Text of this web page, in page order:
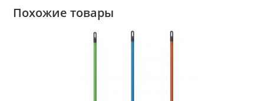
Похожие товары